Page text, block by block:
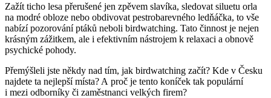
Zažít ticho lesa přerušené jen zpěvem slavíka, sledovat siluetu orla
na modré obloze nebo obdivovat pestrobarevného ledňáčka, to vše
nabízí pozorování ptáků neboli birdwatching. Tato činnost je nejen
krásným zážitkem, ale i efektivním nástrojem k relaxaci a obnově
psychické pohody.
Přemýšleli jste někdy nad tím, jak birdwatching začít? Kde v Česku
najdete ta nejlepší místa? A proč je tento koníček tak populární
i mezi odborníky či zaměstnanci velkých firem?